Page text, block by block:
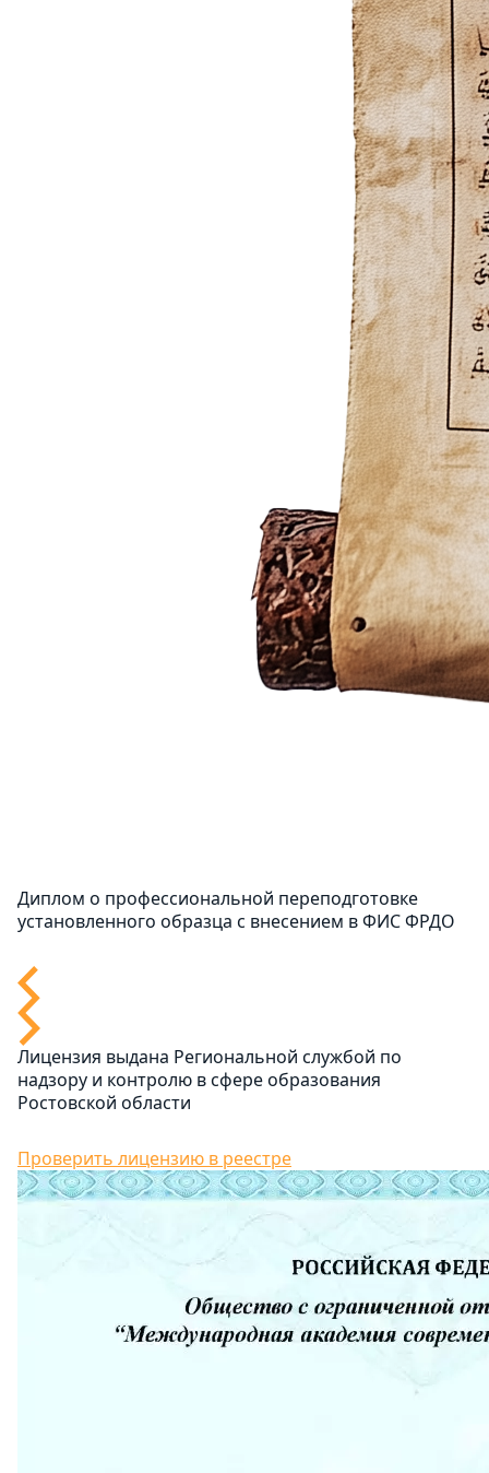
Диплом о профессиональной переподготовке
установленного образца с внесением в ФИС ФРДО
Лицензия выдана Региональной службой по
надзору и контролю в сфере образования
Ростовской области
Проверить лицензию в реестре